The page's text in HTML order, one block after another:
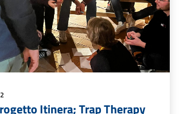
Itinera; Trap Therapy